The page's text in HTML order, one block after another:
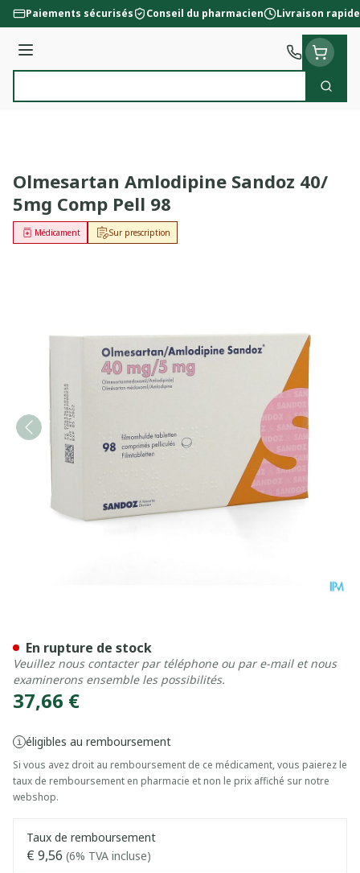
Aller au contenu
Paiements sécurisés Conseil du pharmacien Livraison rapide
Menu
Olmesartan Amlodipine Sandoz 40/
5mg Comp Pell 98
Sur prescription
Médicament
37,66 €
éligibles au remboursement
Si vous avez droit au remboursement de ce médicament, vous paierez le
taux de remboursement en pharmacie et non le prix affiché sur notre
webshop.
Taux de remboursement
€ 9,56 (6% TVA incluse)
En rupture de stock
Veuillez nous contacter par téléphone ou par e-mail et nous
examinerons ensemble les possibilités.